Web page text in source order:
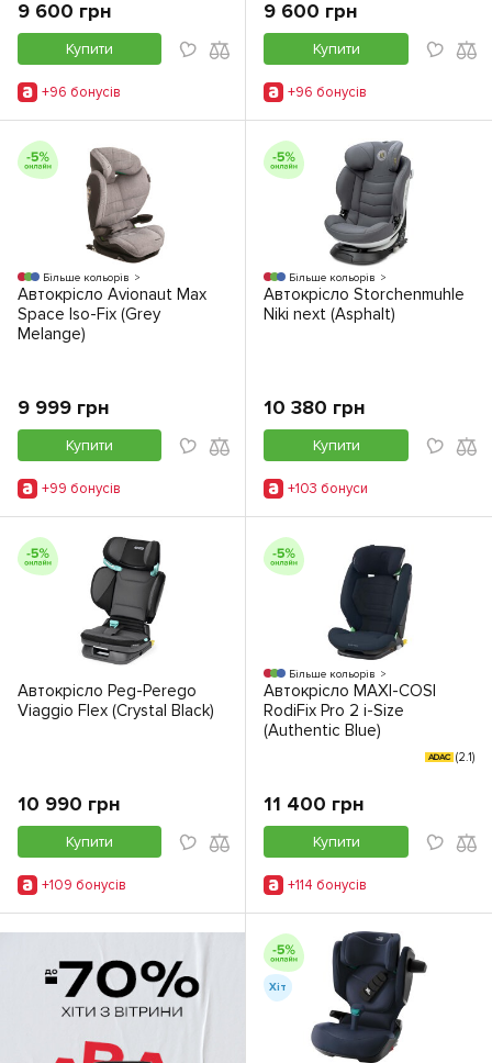
9 600 грн
Купити
+96 бонусiв
9 600 грн
Купити
+96 бонусiв
Більше кольорів
Автокрісло Avionaut Max
Space Iso-Fix (Grey
Melange)
9 999 грн
Купити
+99 бонусiв
Більше кольорів
Автокрісло Storchenmuhle
Niki next (Asphalt)
10 380 грн
Купити
+103 бонуси
Автокрісло Peg-Perego
Viaggio Flex (Crystal Black)
10 990 грн
Купити
+109 бонусiв
Більше кольорів
Автокрісло MAXI-COSI
RodiFix Pro 2 i-Size
(Authentic Blue)
ADAC (2.1)
11 400 грн
Купити
+114 бонусiв
Хіт